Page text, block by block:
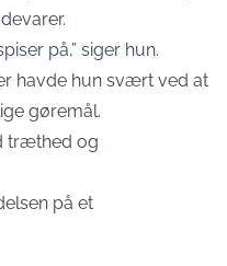
på,” siger hun.
havde hun svært ved at
gøremål.
træthed og
på et